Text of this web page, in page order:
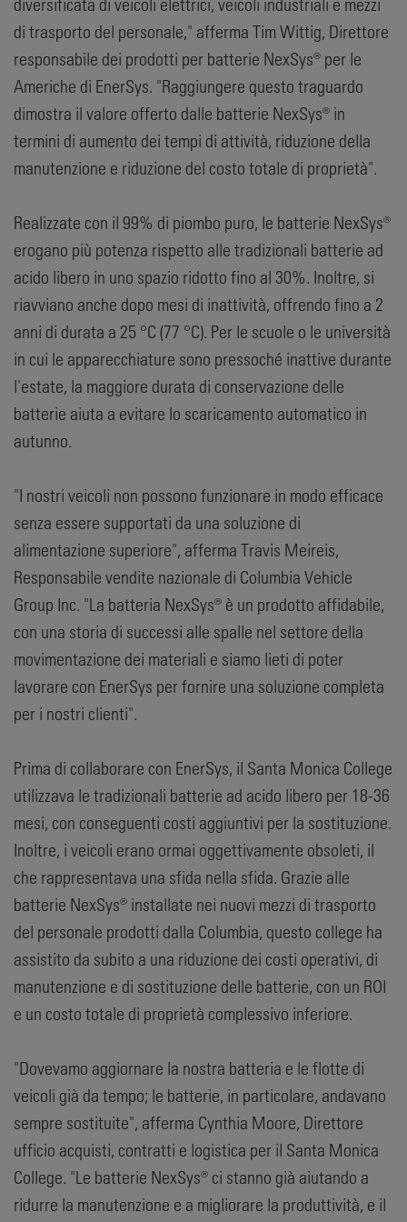
di trasporto del personale," afferma Tim Wittig, Direttore
responsabile dei prodotti per batterie NexSys® per le
Americhe di EnerSys. "Raggiungere questo traguardo
dimostra il valore offerto dalle batterie NexSys® in
termini di aumento dei tempi di attività, riduzione della
manutenzione e riduzione del costo totale di proprietà".
Realizzate con il 99% di piombo puro, le batterie NexSys®
erogano più potenza rispetto alle tradizionali batterie ad
acido libero in uno spazio ridotto fino al 30%. Inoltre, si
riavviano anche dopo mesi di inattività, offrendo fino a 2
anni di durata a 25 °C (77 °C). Per le scuole o le università
in cui le apparecchiature sono pressoché inattive durante
l'estate, la maggiore durata di conservazione delle
batterie aiuta a evitare lo scaricamento automatico in
autunno.
"I nostri veicoli non possono funzionare in modo efficace
senza essere supportati da una soluzione di
alimentazione superiore", afferma Travis Meireis,
Responsabile vendite nazionale di Columbia Vehicle
Group Inc. "La batteria NexSys® è un prodotto affidabile,
con una storia di successi alle spalle nel settore della
movimentazione dei materiali e siamo lieti di poter
lavorare con EnerSys per fornire una soluzione completa
per i nostri clienti".
Prima di collaborare con EnerSys, il Santa Monica College
utilizzava le tradizionali batterie ad acido libero per 18-36
mesi, con conseguenti costi aggiuntivi per la sostituzione.
Inoltre, i veicoli erano ormai oggettivamente obsoleti, il
che rappresentava una sfida nella sfida. Grazie alle
batterie NexSys® installate nei nuovi mezzi di trasporto
del personale prodotti dalla Columbia, questo college ha
assistito da subito a una riduzione dei costi operativi, di
manutenzione e di sostituzione delle batterie, con un ROI
e un costo totale di proprietà complessivo inferiore.
"Dovevamo aggiornare la nostra batteria e le flotte di
veicoli già da tempo; le batterie, in particolare, andavano
sempre sostituite", afferma Cynthia Moore, Direttore
ufficio acquisti, contratti e logistica per il Santa Monica
College. "Le batterie NexSys® ci stanno già aiutando a
ridurre la manutenzione e a migliorare la produttività, e il